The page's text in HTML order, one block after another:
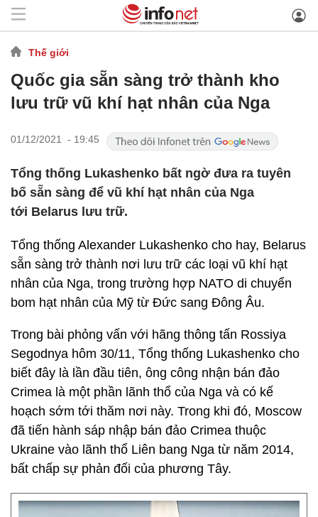
Thế giới
Quốc gia sẵn sàng trở thành kho
lưu trữ vũ khí hạt nhân của Nga
01/12/2021 - 19:45
Tổng thống Lukashenko bất ngờ đưa ra tuyên
bố sẵn sàng để vũ khí hạt nhân của Nga
tới Belarus lưu trữ.
Tổng thống Alexander Lukashenko cho hay, Belarus
sẵn sàng trở thành nơi lưu trữ các loại vũ khí hạt
nhân của Nga, trong trường hợp NATO di chuyển
bom hạt nhân của Mỹ từ Đức sang Đông Âu.
Trong bài phỏng vấn với hãng thông tấn Rossiya
Segodnya hôm 30/11, Tổng thống Lukashenko cho
biết đây là lần đầu tiên, ông công nhận bán đảo
Crimea là một phần lãnh thổ của Nga và có kế
hoạch sớm tới thăm nơi này. Trong khi đó, Moscow
đã tiến hành sáp nhập bán đảo Crimea thuộc
Ukraine vào lãnh thổ Liên bang Nga từ năm 2014,
bất chấp sự phản đối của phương Tây.